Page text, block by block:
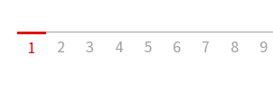
化？
1 2 3 4 5 6 7 8 9